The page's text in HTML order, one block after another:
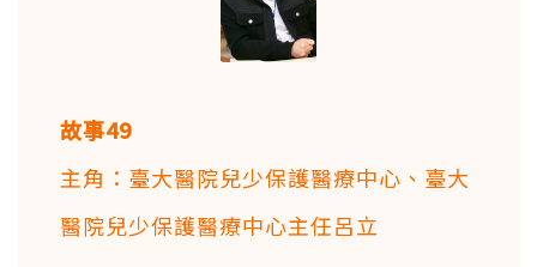
故事49
主角：臺大醫院兒少保護醫療中心、臺大
醫院兒少保護醫療中心主任呂立